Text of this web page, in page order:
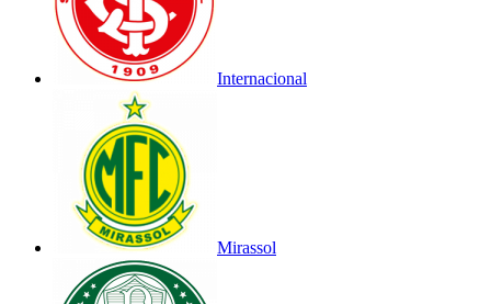
Internacional
Mirassol